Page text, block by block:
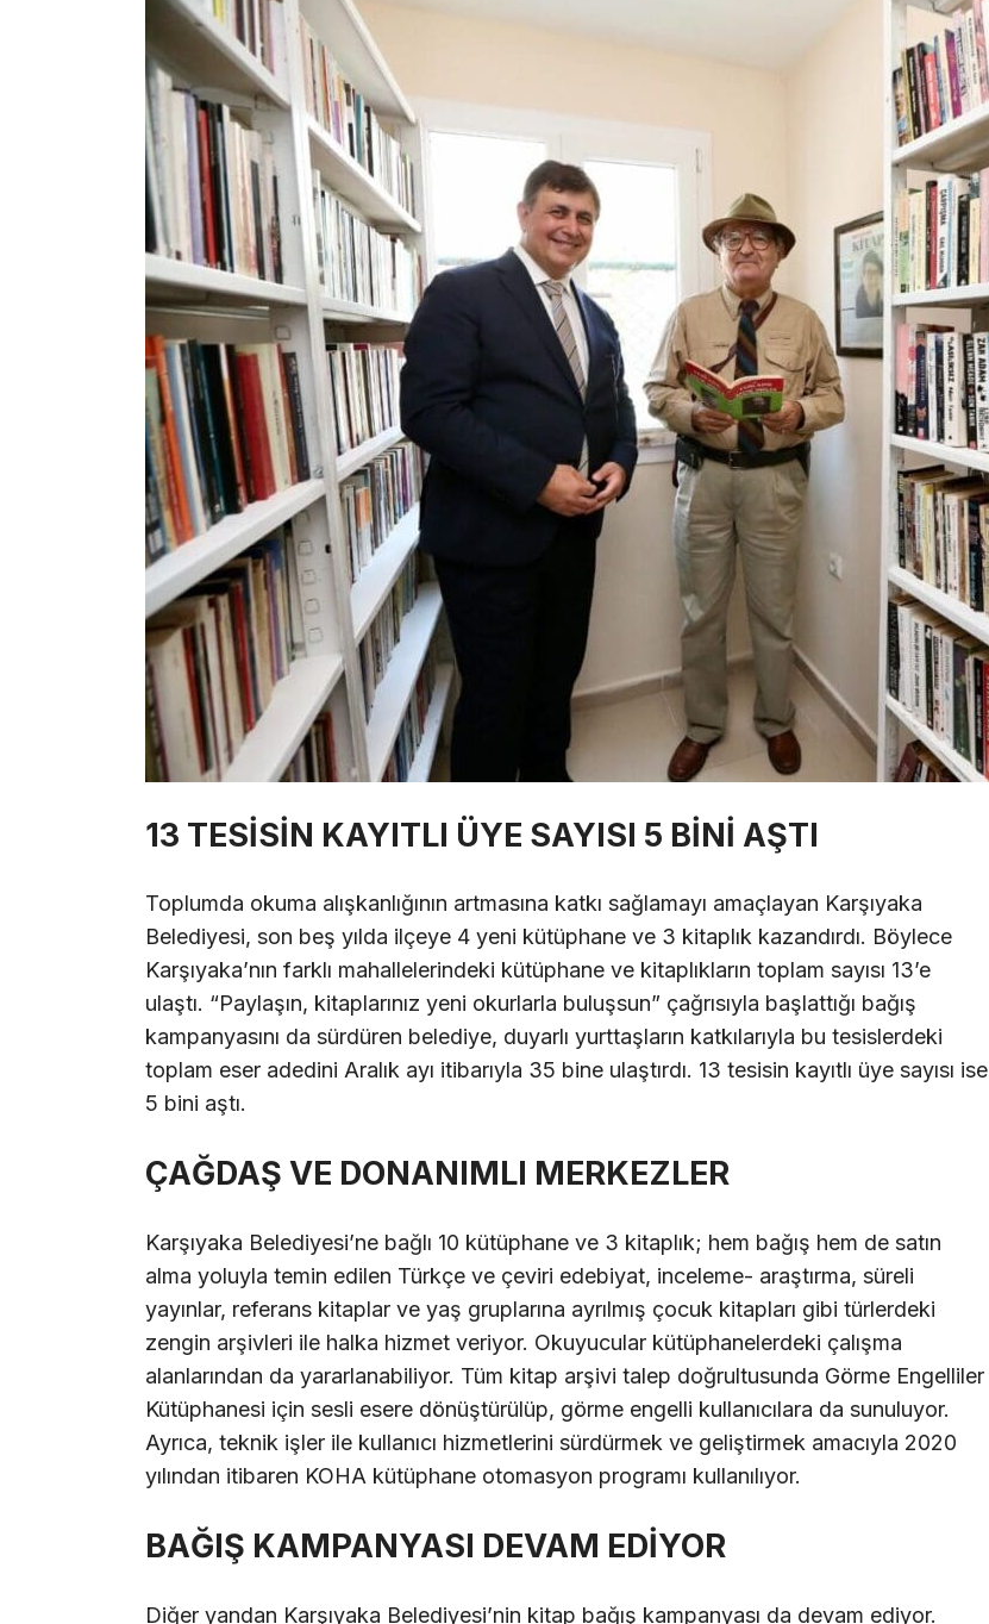
13 TESİSİN KAYITLI ÜYE SAYISI 5 BİNİ AŞTI
Toplumda okuma alışkanlığının artmasına katkı sağlamayı amaçlayan Karşıyaka
Belediyesi, son beş yılda ilçeye 4 yeni kütüphane ve 3 kitaplık kazandırdı. Böylece
Karşıyaka’nın farklı mahallelerindeki kütüphane ve kitaplıkların toplam sayısı 13’e
ulaştı. “Paylaşın, kitaplarınız yeni okurlarla buluşsun” çağrısıyla başlattığı bağış
kampanyasını da sürdüren belediye, duyarlı yurttaşların katkılarıyla bu tesislerdeki
toplam eser adedini Aralık ayı itibarıyla 35 bine ulaştırdı. 13 tesisin kayıtlı üye sayısı ise
5 bini aştı.
ÇAĞDAŞ VE DONANIMLI MERKEZLER
Karşıyaka Belediyesi’ne bağlı 10 kütüphane ve 3 kitaplık; hem bağış hem de satın
alma yoluyla temin edilen Türkçe ve çeviri edebiyat, inceleme- araştırma, süreli
yayınlar, referans kitaplar ve yaş gruplarına ayrılmış çocuk kitapları gibi türlerdeki
zengin arşivleri ile halka hizmet veriyor. Okuyucular kütüphanelerdeki çalışma
alanlarından da yararlanabiliyor. Tüm kitap arşivi talep doğrultusunda Görme Engelliler
Kütüphanesi için sesli esere dönüştürülüp, görme engelli kullanıcılara da sunuluyor.
Ayrıca, teknik işler ile kullanıcı hizmetlerini sürdürmek ve geliştirmek amacıyla 2020
yılından itibaren KOHA kütüphane otomasyon programı kullanılıyor.
BAĞIŞ KAMPANYASI DEVAM EDİYOR
Diğer yandan Karşıyaka Belediyesi’nin kitap bağış kampanyası da devam ediyor.